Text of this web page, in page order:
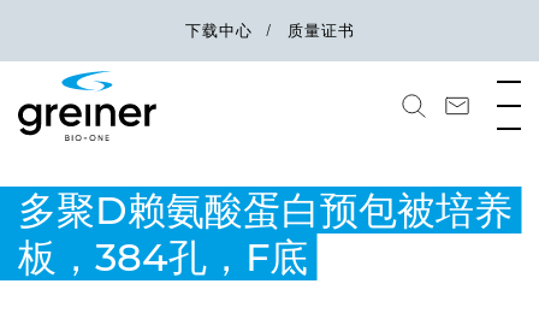
下载中心 质量证书
多聚D赖氨酸蛋白预包被培养
板，384孔，F底